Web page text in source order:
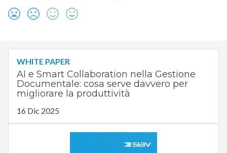
WHITE PAPER
AI e Smart Collaboration nella Gestione
Documentale: cosa serve davvero per
migliorare la produttività
16 Dic 2025